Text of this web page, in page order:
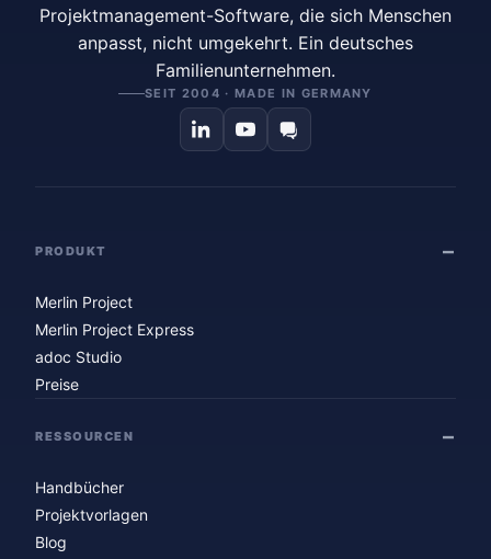
Projektmanagement-Software, die sich Menschen
anpasst, nicht umgekehrt. Ein deutsches
Familienunternehmen.
SEIT 2004 · MADE IN GERMANY
PRODUKT
Merlin Project
Merlin Project Express
adoc Studio
Preise
RESSOURCEN
Handbücher
Projektvorlagen
Blog